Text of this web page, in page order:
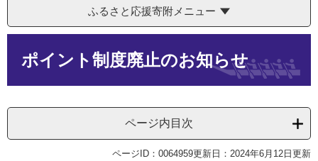
ふるさと応援寄附メニュー
ポイント制度廃止のお知らせ
ページ内目次
ページID：0064959更新日：2024年6月12日更新